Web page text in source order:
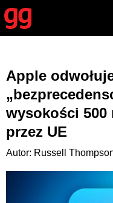
Apple
wysokości 500
przez UE
Autor: Russell